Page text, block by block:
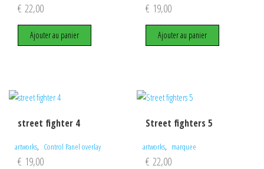
€ 22,00
Ajouter au panier
€ 19,00
Ajouter au panier
street fighter 4
artworks, Control Panel overlay
€ 19,00
Street fighters 5
artworks, marquee
€ 22,00